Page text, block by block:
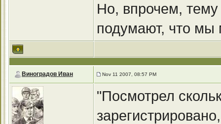
Но, впрочем,
подумают, что
Виноградов Иван Nov 11 2007, 08:57 PM
"Посмотрел